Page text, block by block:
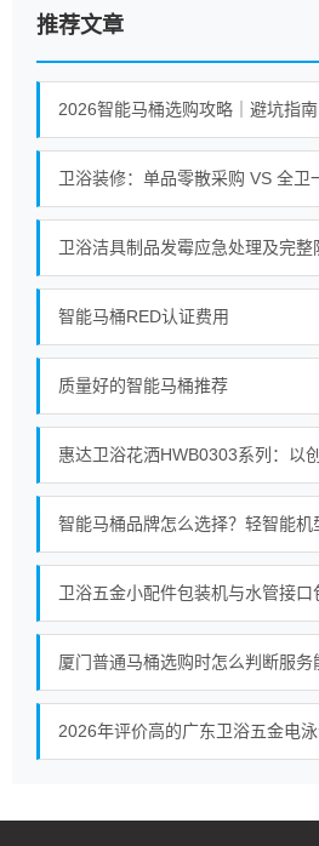
推荐文章
卫浴洁具制品发霉应急处理及完整
智能马桶RED认证费用
质量好的智能马桶推荐
卫浴五金小配件包装机与水管接口
厦门普通马桶选购时怎么判断服务
2026年评价高的广东卫浴五金电